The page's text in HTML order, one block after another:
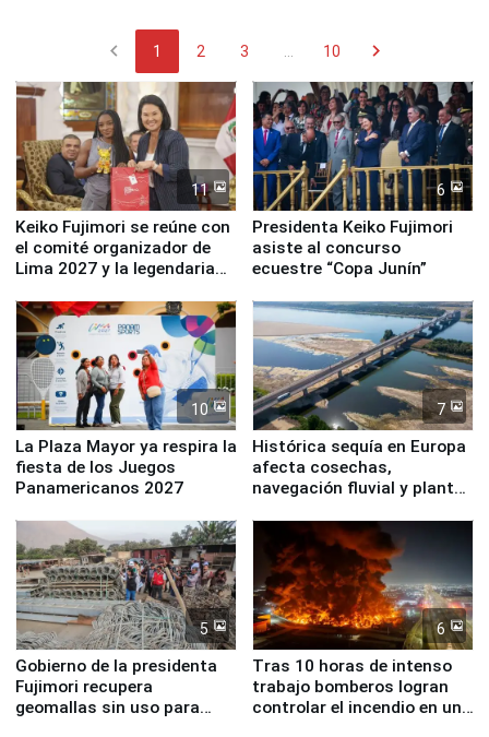
chevron_left 1 2 3 10 chevron_right
11
Keiko Fujimori se reúne con
el comité organizador de
Lima 2027 y la legendaria
6
Presidenta Keiko Fujimori
asiste al concurso
ecuestre “Copa Junín”
10
La Plaza Mayor ya respira la
fiesta de los Juegos
Panamericanos 2027
7
Histórica sequía en Europa
afecta cosechas,
navegación fluvial y plantas
5
Gobierno de la presidenta
Fujimori recupera
geomallas sin uso para
6
Tras 10 horas de intenso
trabajo bomberos logran
controlar el incendio en una